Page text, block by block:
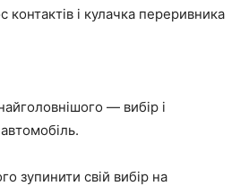
контактів і кулачка переривника
— вибір і
зупинити свій вибір на